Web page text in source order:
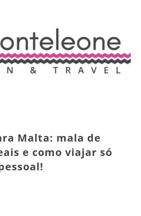
Malta: mala de
e como viajar só